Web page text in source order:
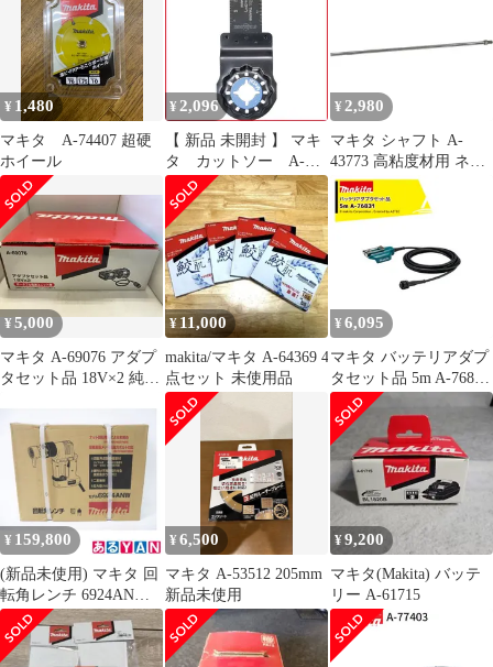
¥ 1,480
マキタ A-74407 超硬
ホイール
¥ 2,096
【 新品 未開封 】 マキ
タ カットソー A-
63909 未使用 送料無料
¥ 2,980
マキタ シャフト A-
43773 高粘度材用 ネジ
込み式 M12 カクハン機
用 makita 正規品 純正品
撹拌機 撹拌 かくはん機
かくはん アクセサリ ア
タッチメント 部品 交換
¥5,000
マキタ A-69076 アダプ
タセット品 18V×2 純正
¥ 11,000
makita/マキタ A-64369 4
点セット 未使用品
¥ 6,095
マキタ バッテリアダプ
タセット品 5m A-76831
適用モデル：UP180D
¥ 159,800
(新品未使用) マキタ 回
転角レンチ 6924ANW
0088381607216
¥6,500
マキタ A-53512 205mm
新品未使用
¥9,200
マキタ(Makita) バッテ
リー A-61715